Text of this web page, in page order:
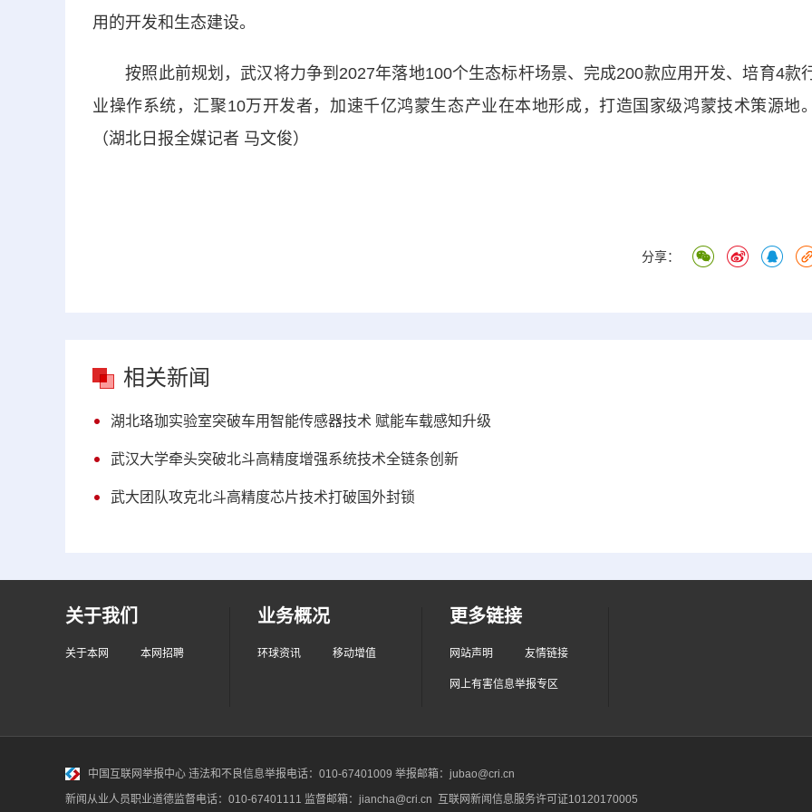
用的开发和生态建设。
按照此前规划，武汉将力争到2027年落地100个生态标杆场景、完成200款应用开发、培育4款
业操作系统，汇聚10万开发者，加速千亿鸿蒙生态产业在本地形成，打造国家级鸿蒙技术策源地
（湖北日报全媒记者 马文俊）
分享：
相关新闻
湖北珞珈实验室突破车用智能传感器技术 赋能车载感知升级
武汉大学牵头突破北斗高精度增强系统技术全链条创新
武大团队攻克北斗高精度芯片技术打破国外封锁
关于我们
关于本网 本网招聘
业务概况
环球资讯 移动增值
更多链接
网站声明 友情链接
网上有害信息举报专区
中国互联网举报中心 违法和不良信息举报电话：010-67401009 举报邮箱：jubao@cri.cn
新闻从业人员职业道德监督电话：010-67401111 监督邮箱：jiancha@cri.cn 互联网新闻信息服务许可证10120170005